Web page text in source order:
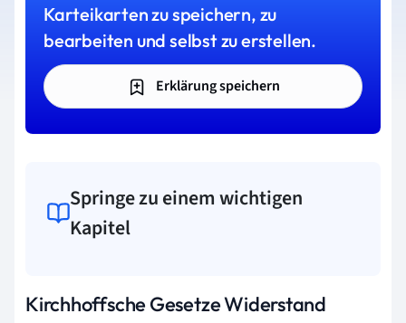
Karteikarten zu speichern, zu
bearbeiten und selbst zu erstellen.
Erklärung speichern
Springe zu einem wichtigen
Kapitel
Kirchhoffsche Gesetze Widerstand